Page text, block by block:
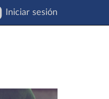
Iniciar sesión